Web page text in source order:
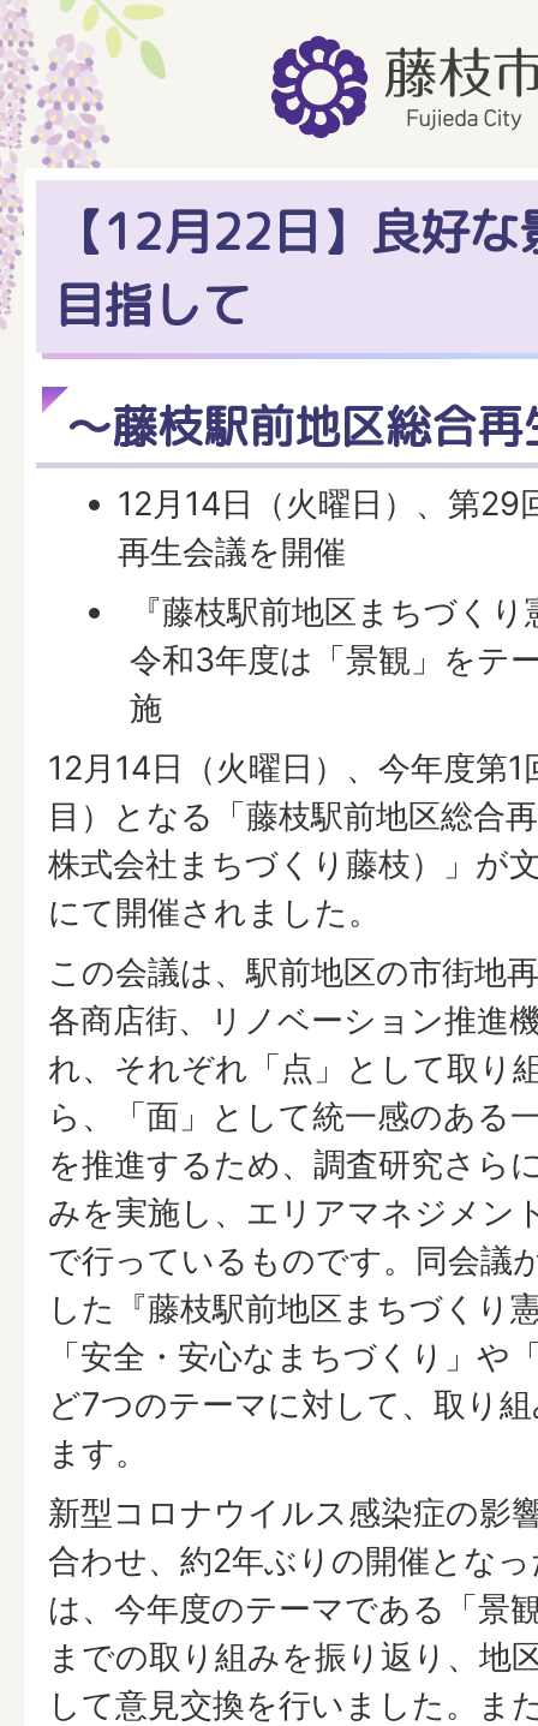
【12月22日】良好
目指して
～藤枝駅前地区総合
12月14日（火曜日）、第29
再生会議を開催
『藤枝駅前地区まちづく
令和3年度は「景観」をテ
施
12月14日（火曜日）、今年度第
目）となる「藤枝駅前地区総合
株式会社まちづくり藤枝）」が
にて開催されました。
この会議は、駅前地区の市街地
各商店街、リノベーション推進
れ、それぞれ「点」として取り
ら、「面」として統一感のある
を推進するため、調査研究さら
みを実施し、エリアマネジメン
で行っているものです。同会議
した『藤枝駅前地区まちづくり
「安全・安心なまちづくり」や
ど7つのテーマに対して、取り
ます。
新型コロナウイルス感染症の影
合わせ、約2年ぶりの開催とな
は、今年度のテーマである「景
までの取り組みを振り返り、地
して意見交換を行いました。ま